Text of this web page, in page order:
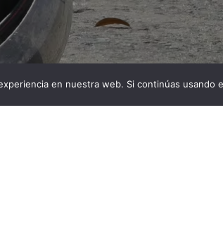
en nuestra web. Si continúas